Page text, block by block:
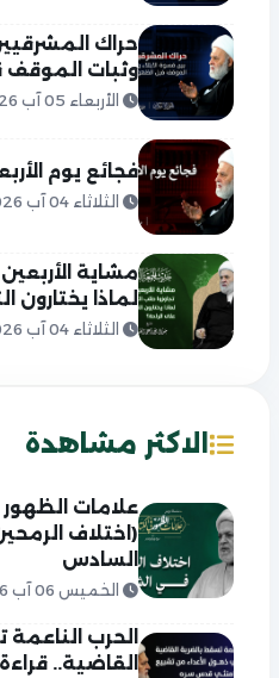
حراك
وثبات الموقف
الأربعاء 05 آب 2026
فجائع يوم
الثلاثاء 04 آب 2026
مشاية
لماذا يختارون
الثلاثاء 04 آب 2026
الاكثر مشاهدة
علامات
(اختلاف
السادس
الخميس 06 آب 2026
الحرب
القاضية..